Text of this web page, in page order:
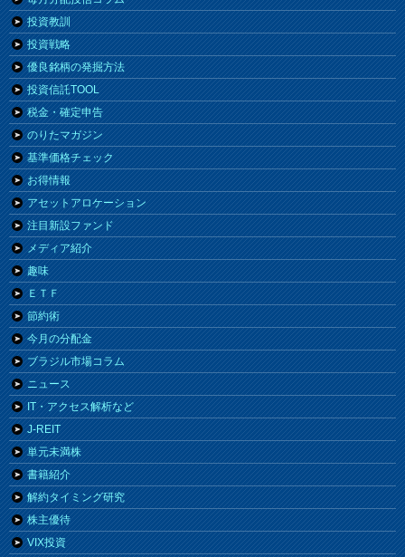
投資教訓
投資戦略
優良銘柄の発掘方法
投資信託TOOL
税金・確定申告
のりたマガジン
基準価格チェック
お得情報
アセットアロケーション
注目新設ファンド
メディア紹介
趣味
ＥＴＦ
節約術
今月の分配金
ブラジル市場コラム
ニュース
IT・アクセス解析など
J-REIT
単元未満株
書籍紹介
解約タイミング研究
株主優待
VIX投資